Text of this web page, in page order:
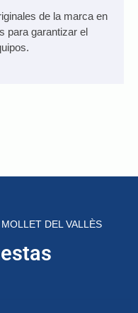
de la marca en
para garantizar el
DEL VALLÈS